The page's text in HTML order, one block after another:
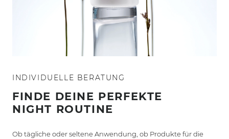
INDIVIDUELLE BERATUNG
FINDE DEINE PERFEKTE
NIGHT ROUTINE
Ob tägliche oder seltene Anwendung, ob Produkte für die